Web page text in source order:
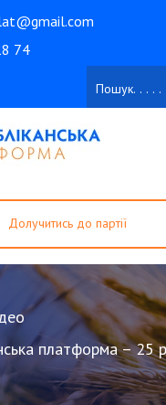
74
Долучитись до партії
Зробити внесок
платформа – 25